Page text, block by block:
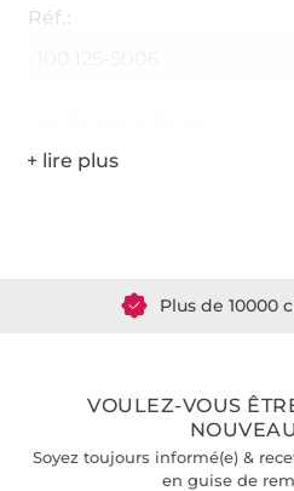
Réf.:
VOULEZ-VOUS
Soyez toujours informé(e) &
en guise de